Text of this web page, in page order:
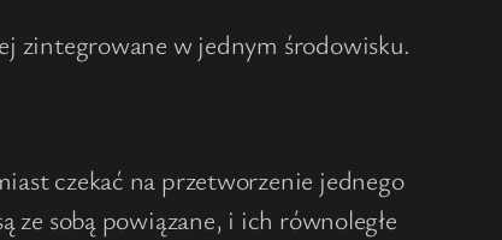
zintegrowane w jednym środowisku.
czekać na przetworzenie jednego
sobą powiązane, i ich równoległe